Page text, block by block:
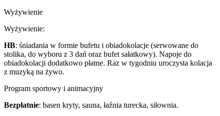
Wyżywienie
Wyżywienie:
HB: śniadania w formie bufetu i obiadokolacje (serwowane do
stolika, do wyboru z 3 dań oraz bufet sałatkowy). Napoje do
obiadokolacji dodatkowo płatne. Raz w tygodniu uroczysta kolacja
z muzyką na żywo.
Program sportowy i animacyjny
Bezpłatnie: basen kryty, sauna, łaźnia turecka, siłownia.